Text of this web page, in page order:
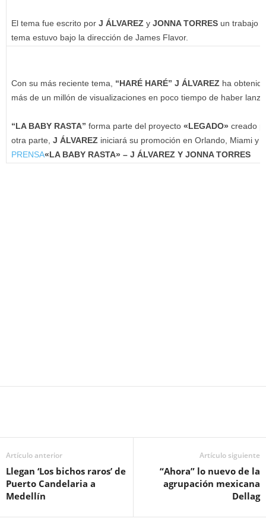
El tema fue escrito por J ÁLVAREZ y JONNA TORRES un trabajo
tema estuvo bajo la dirección de James Flavor.
Con su más reciente tema, “HARÉ HARÉ” J ÁLVAREZ ha
más de un millón de visualizaciones en poco tiempo de haber
“LA BABY RASTA” forma parte del proyecto «LEGADO» creado
otra parte, J ÁLVAREZ iniciará su promoción en Orlando, Miami y
PRENSA«LA BABY RASTA» – J ÁLVAREZ Y JONNA TORRES
Artículo anterior
Llegan ‘Los bichos raros’ de
Puerto Candelaria a
Medellín
Artículo siguiente
“Ahora” lo nuevo de la
agrupación mexicana
Dellag